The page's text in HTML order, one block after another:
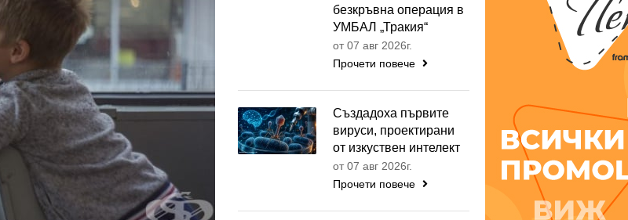
безкръвна операция в
УМБАЛ „Тракия“
от 07 авг 2026г.
Прочети повече
Създадоха първите
вируси, проектирани
от изкуствен интелект
от 07 авг 2026г.
Прочети повече